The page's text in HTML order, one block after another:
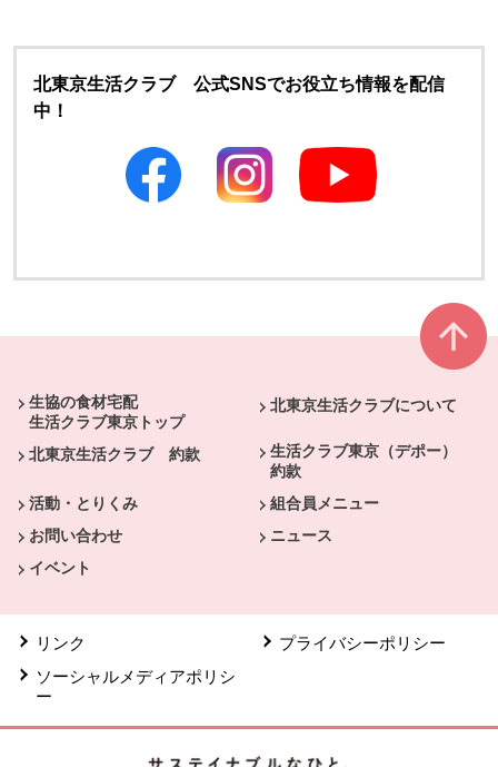
北東京生活クラブ 公式SNSでお役立ち情報を配信
中！
生協の食材宅配
生活クラブ東京トップ
北東京生活クラブについて
北東京生活クラブ 約款
生活クラブ東京（デポー）
約款
活動・とりくみ
組合員メニュー
お問い合わせ
ニュース
イベント
リンク
プライバシーポリシー
ソーシャルメディアポリシ
ー